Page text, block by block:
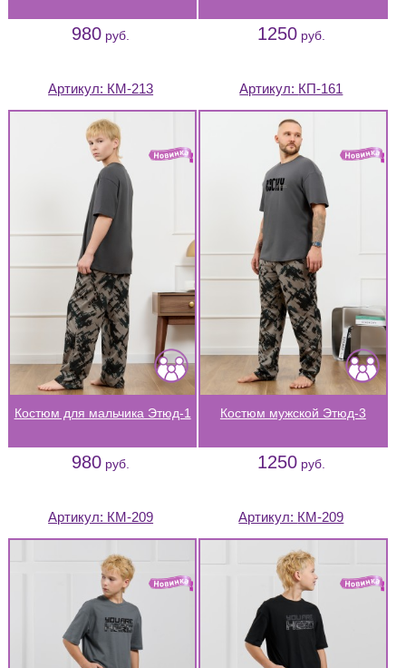
980 руб. 1250руб.
Артикул: КМ-213
Костюм для мальчика Этюд-1
980 руб.
Артикул: КП-161
Костюм мужской Этюд-3
1250руб.
Артикул: КМ-209 Артикул: КМ-209